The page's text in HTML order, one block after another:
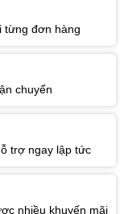
từng đơn hàng
chuyển
trợ ngay lập tức
nhiều khuyến mãi